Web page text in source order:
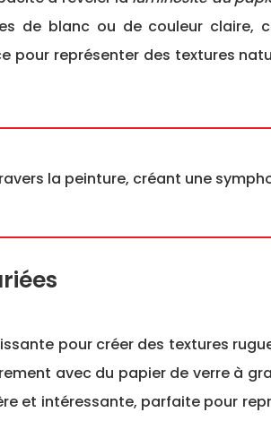
de blanc ou de couleur
représenter des textures
la peinture, créant une
pour créer des textures
avec du papier de verre à
et intéressante, parfaite pour